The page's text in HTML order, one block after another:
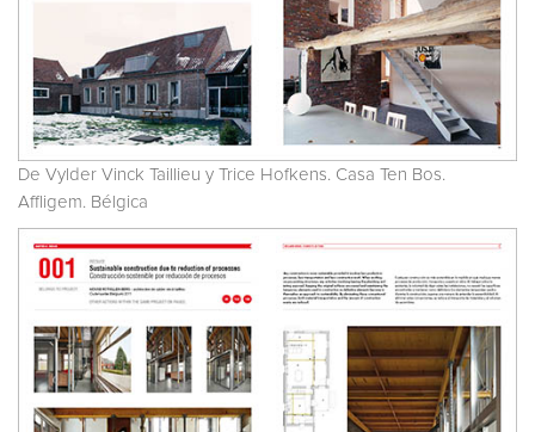
De Vylder Vinck Taillieu y Trice Hofkens. Casa Ten Bos.
Affligem. Bélgica